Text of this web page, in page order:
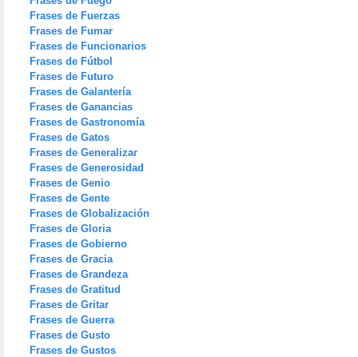
Frases de Fuerzas
Frases de Fumar
Frases de Funcionarios
Frases de Fútbol
Frases de Futuro
Frases de Galantería
Frases de Ganancias
Frases de Gastronomía
Frases de Gatos
Frases de Generalizar
Frases de Generosidad
Frases de Genio
Frases de Gente
Frases de Globalización
Frases de Gloria
Frases de Gobierno
Frases de Gracia
Frases de Grandeza
Frases de Gratitud
Frases de Gritar
Frases de Guerra
Frases de Gusto
Frases de Gustos